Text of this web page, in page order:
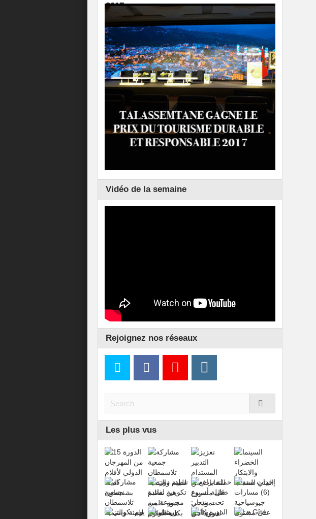
2017
Vidéo de la semaine
Rejoignez nos réseaux
Les plus vus